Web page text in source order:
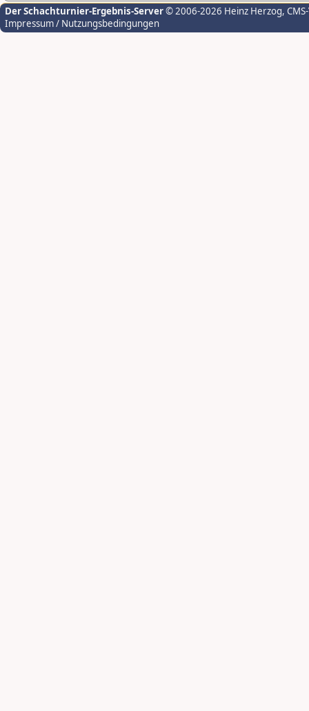
Der Schachturnier-Ergebnis-Server© 2006-2026 Heinz Herzog,
Impressum / Nutzungsbedingungen